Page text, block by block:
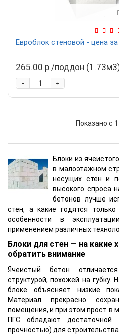
Евроблок стеновой - цена
265.00 р./поддон
+
-
Показано с
Блоки из
в малоэтажном
несущих стен и
высокого спроса
бетонов лучше
стен, а какие годятся
особенности в
применением различных
Блоки для стен — на какие
обратить внимание
Ячеистый бетон
структурой, похожей на губку.
блоке объясняет низкие
Материал прекрасно
помещения, и при этом прост в
ПГС обладают
прочностью) для